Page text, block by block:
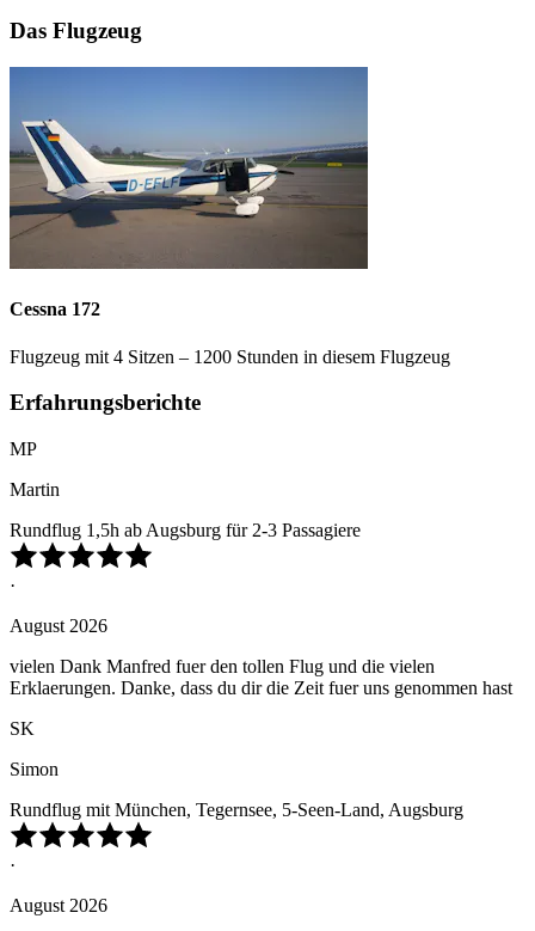
Das Flugzeug
Cessna 172
Flugzeug mit 4 Sitzen – 1200 Stunden in diesem Flugzeug
Erfahrungsberichte
MP
Martin
Rundflug 1,5h ab Augsburg für 2-3 Passagiere
·
August 2026
vielen Dank Manfred fuer den tollen Flug und die vielen
Erklaerungen. Danke, dass du dir die Zeit fuer uns genommen hast
SK
Simon
Rundflug mit München, Tegernsee, 5-Seen-Land, Augsburg
·
August 2026